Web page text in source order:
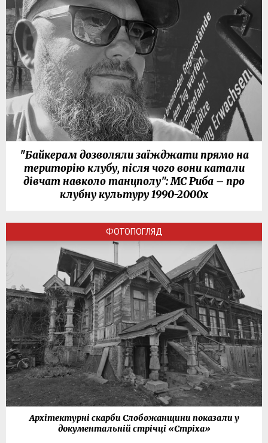
"Байкерам дозволяли заїжджати прямо на
територію клубу, після чого вони катали
дівчат навколо танцполу": МС Риба – про
клубну культуру 1990-2000х
ФОТОПОГЛЯД
Архітектурні скарби Слобожанщини показали у
документальній стрічці «Стріха»